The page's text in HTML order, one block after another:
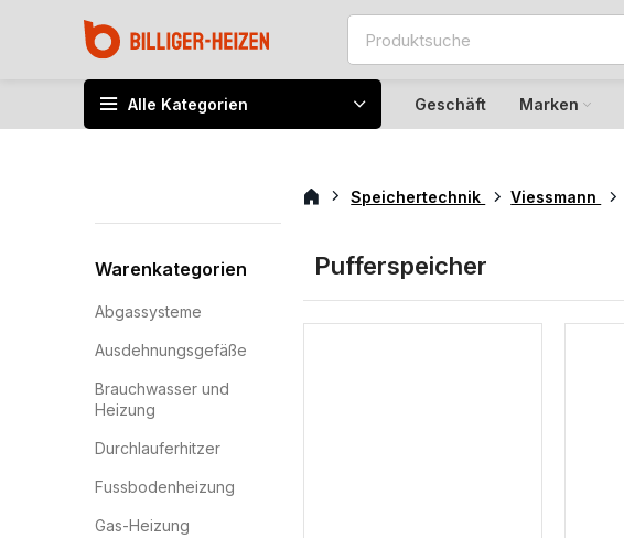
Alle Kategorien Geschäft Marken
Warenkategorien
Abgassysteme
Ausdehnungsgefäße
Brauchwasser und
Heizung
Durchlauferhitzer
Fussbodenheizung
Gas-Heizung
Speichertechnik Viessmann
Pufferspeicher